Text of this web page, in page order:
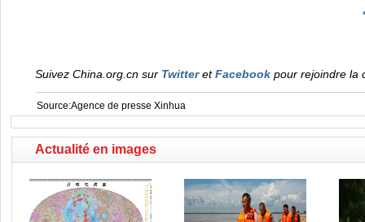
Suivez China.org.cn sur TwitteretFacebook pour rejoindre la
Source:Agence de presse Xinhua